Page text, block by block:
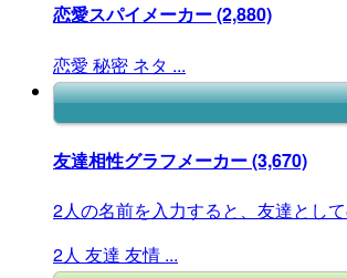
恋愛スパイメーカー(2,880)
恋愛 秘密 ネタ ...
友達相性グラフメーカー(3,670)
2人の名前を入力すると、友達とし
2人 友達 友情 ...